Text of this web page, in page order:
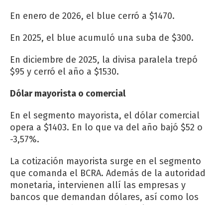
En enero de 2026, el blue cerró a $1470.
En 2025, el blue acumuló una suba de $300.
En diciembre de 2025, la divisa paralela trepó
$95 y cerró el año a $1530.
Dólar mayorista o comercial
En el segmento mayorista, el dólar comercial
opera a $1403. En lo que va del año bajó $52 o
-3,57%.
La cotización mayorista surge en el segmento
que comanda el BCRA. Además de la autoridad
monetaria, intervienen allí las empresas y
bancos que demandan dólares, así como los